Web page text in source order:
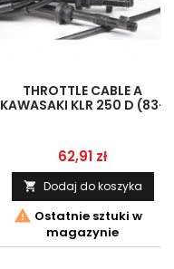
THROTTLE CABLE A
KAWASAKI KLR 250 D (83-
Cena
62,91 zł
 Dodaj do koszyka
 Ostatnie sztuki w
magazynie